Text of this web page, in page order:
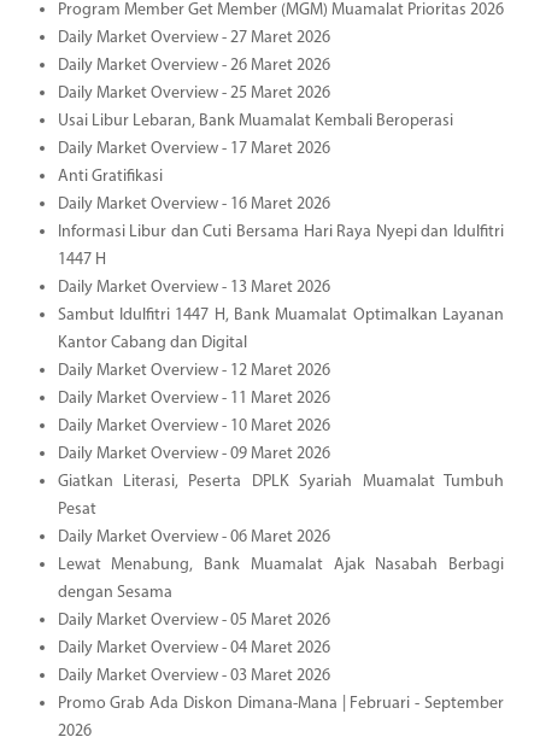
Program Member Get Member (MGM) Muamalat Prioritas 2026
Daily Market Overview - 27 Maret 2026
Daily Market Overview - 26 Maret 2026
Daily Market Overview - 25 Maret 2026
Usai Libur Lebaran, Bank Muamalat Kembali Beroperasi
Daily Market Overview - 17 Maret 2026
Anti Gratifikasi
Daily Market Overview - 16 Maret 2026
Informasi Libur dan Cuti Bersama Hari Raya Nyepi dan Idulfitri
1447 H
Daily Market Overview - 13 Maret 2026
Sambut Idulfitri 1447 H, Bank Muamalat Optimalkan Layanan
Kantor Cabang dan Digital
Daily Market Overview - 12 Maret 2026
Daily Market Overview - 11 Maret 2026
Daily Market Overview - 10 Maret 2026
Daily Market Overview - 09 Maret 2026
Giatkan Literasi, Peserta DPLK Syariah Muamalat Tumbuh
Pesat
Daily Market Overview - 06 Maret 2026
Lewat Menabung, Bank Muamalat Ajak Nasabah Berbagi
dengan Sesama
Daily Market Overview - 05 Maret 2026
Daily Market Overview - 04 Maret 2026
Daily Market Overview - 03 Maret 2026
Promo Grab Ada Diskon Dimana-Mana | Februari - September
2026